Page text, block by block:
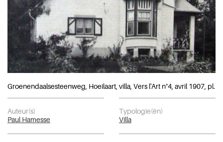
Groenendaalsesteenweg, Hoeilaart, villa, Vers l'Art n°4, avril 1907, pl.
Auteur(s)
Paul Hamesse
Typologie(ën)
Villa